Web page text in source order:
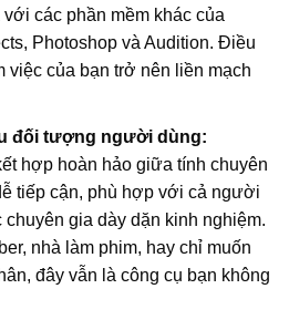
các phần mềm khác của
Photoshop và Audition. Điều
việc của bạn trở nên liền mạch
đối tượng người dùng:
hợp hoàn hảo giữa tính chuyên
tiếp cận, phù hợp với cả người
gia dày dặn kinh nghiệm.
nhà làm phim, hay chỉ muốn
đây vẫn là công cụ bạn không